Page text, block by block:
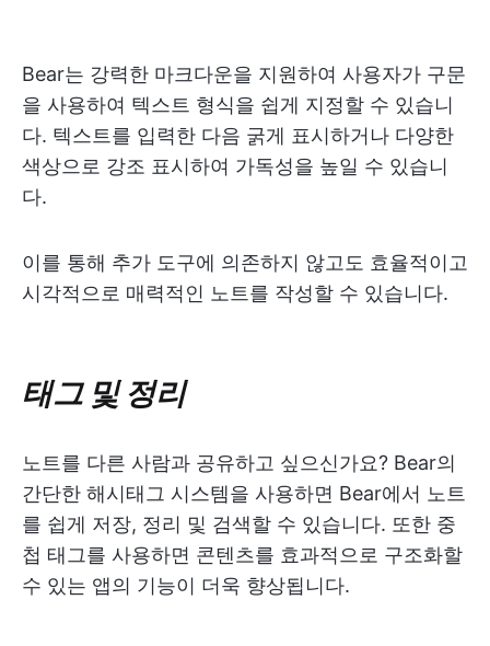
Bear는 강력한 마크다운을 지원하여 사용자가 구문
을 사용하여 텍스트 형식을 쉽게 지정할 수 있습니
다. 텍스트를 입력한 다음 굵게 표시하거나 다양한
색상으로 강조 표시하여 가독성을 높일 수 있습니
다.
이를 통해 추가 도구에 의존하지 않고도 효율적이고
시각적으로 매력적인 노트를 작성할 수 있습니다.
태그 및 정리
노트를 다른 사람과 공유하고 싶으신가요? Bear의
간단한 해시태그 시스템을 사용하면 Bear에서 노트
를 쉽게 저장, 정리 및 검색할 수 있습니다. 또한 중
첩 태그를 사용하면 콘텐츠를 효과적으로 구조화할
수 있는 앱의 기능이 더욱 향상됩니다.